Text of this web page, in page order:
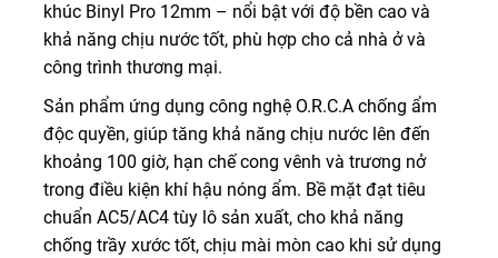
khúc Binyl Pro 12mm – nổi bật với độ bền cao và
khả năng chịu nước tốt, phù hợp cho cả nhà ở và
công trình thương mại.
Sản phẩm ứng dụng công nghệ O.R.C.A chống ẩm
độc quyền, giúp tăng khả năng chịu nước lên đến
khoảng 100 giờ, hạn chế cong vênh và trương nở
trong điều kiện khí hậu nóng ẩm. Bề mặt đạt tiêu
chuẩn AC5/AC4 tùy lô sản xuất, cho khả năng
chống trầy xước tốt, chịu mài mòn cao khi sử dụng